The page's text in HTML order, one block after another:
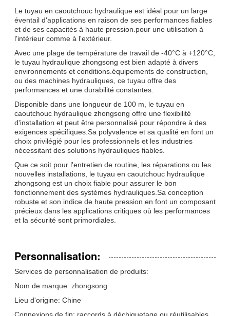
Le tuyau en caoutchouc hydraulique est idéal pour un large
éventail d'applications en raison de ses performances fiables
et de ses capacités à haute pression.pour une utilisation à
l'intérieur comme à l'extérieur.
Avec une plage de température de travail de -40°C à +120°C,
le tuyau hydraulique zhongsong est bien adapté à divers
environnements et conditions.équipements de construction,
ou des machines hydrauliques, ce tuyau offre des
performances et une durabilité constantes.
Disponible dans une longueur de 100 m, le tuyau en
caoutchouc hydraulique zhongsong offre une flexibilité
d'installation et peut être personnalisé pour répondre à des
exigences spécifiques.Sa polyvalence et sa qualité en font un
choix privilégié pour les professionnels et les industries
nécessitant des solutions hydrauliques fiables.
Que ce soit pour l'entretien de routine, les réparations ou les
nouvelles installations, le tuyau en caoutchouc hydraulique
zhongsong est un choix fiable pour assurer le bon
fonctionnement des systèmes hydrauliques.Sa conception
robuste et son indice de haute pression en font un composant
précieux dans les applications critiques où les performances
et la sécurité sont primordiales.
Personnalisation:
Services de personnalisation de produits:
Nom de marque: zhongsong
Lieu d'origine: Chine